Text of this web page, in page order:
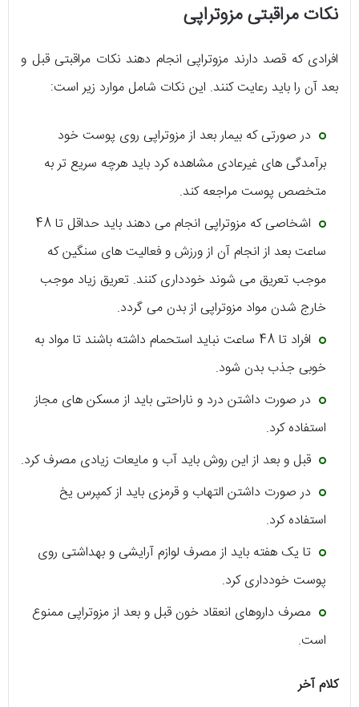
نکات مراقبتی مزوتراپی
افرادی که قصد دارند مزوتراپی انجام دهند نکات مراقبتی قبل و
بعد آن را باید رعایت کنند. این نکات شامل موارد زیر است:
در صورتی که بیمار بعد از مزوتراپی روی پوست خود
برآمدگی های غیرعادی مشاهده کرد باید هرچه سریع تر به
متخصص پوست مراجعه کند.
اشخاصی که مزوتراپی انجام می دهند باید حداقل تا 48
ساعت بعد از انجام آن از ورزش و فعالیت های سنگین که
موجب تعریق می شوند خودداری کنند. تعریق زیاد موجب
خارج شدن مواد مزوتراپی از بدن می گردد.
افراد تا 48 ساعت نباید استحمام داشته باشند تا مواد به
خوبی جذب بدن شود.
در صورت داشتن درد و ناراحتی باید از مسکن های مجاز
استفاده کرد.
قبل و بعد از این روش باید آب و مایعات زیادی مصرف کرد.
در صورت داشتن التهاب و قرمزی باید از کمپرس یخ
استفاده کرد.
تا یک هفته باید از مصرف لوازم آرایشی و بهداشتی روی
پوست خودداری کرد.
مصرف داروهای انعقاد خون قبل و بعد از مزوتراپی ممنوع
است.
کلام آخر